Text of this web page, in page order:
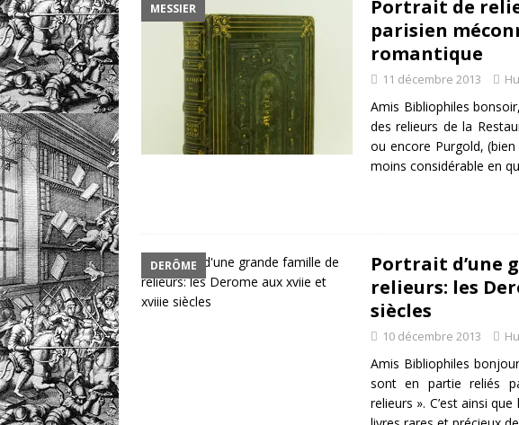
MESSIER
Portrait de
parisien
romantique
11 décembre 2013
Amis Bibliophiles
des relieurs de la
ou encore Purgold,
moins considérable en
DERÔME
Portrait d’une
relieurs: les
siècles
10 décembre 2013
Amis Bibliophiles
sont en partie reliés
relieurs ». C’est ainsi